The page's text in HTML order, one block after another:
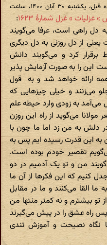
در ‫۴ سال و ۸ ماه قبل، یکشنبه ۳۰ آبان ۱۴۰۰، ساعت
» غزل شمارهٔ ۱۶۲۳
:
دل راهی است، عرفا می‌گویند
از دل روزنی به دل دیگری
کرد و می‌گویند دانش
این را به صورت آزمایش پذیر
ارائه خواهد شد و به قول
می‌زنند و خیلی چیزهایی که
می‌آمد به زودی وارد حیطه علم
می‌گوید از راه این روزن
دلش به من زد اما ما چون با
این قدرت رسیده ایم پس به
تقصیر خودم بوده است.
من و تو یک آدمیم در دو
جدل کنیم که این فکرها از آن ما
القا می‌کنند و ما در مقابل
تو بیشترم و نه کمتر منتها من
راه عشق را در پیش می‌گیرند
نصیحت و آموزش تندی